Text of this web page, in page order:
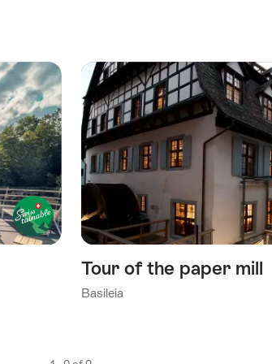
Tour of the paper mill
Basileia